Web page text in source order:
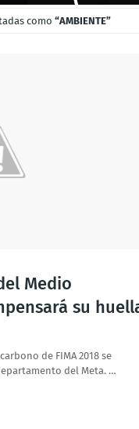
como AMBIENTE
Medio
su
de FIMA 2018 se
del Meta. …